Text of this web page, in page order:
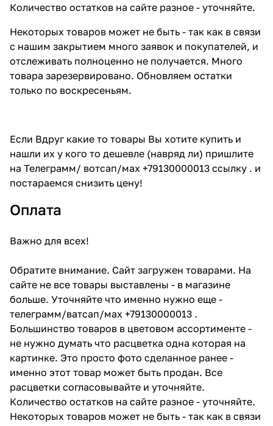
Количество остатков на сайте разное - уточняйте.
Некоторых товаров может не быть - так как в связи
с нашим закрытием много заявок и покупателей, и
отслеживать полноценно не получается. Много
товара зарезервировано. Обновляем остатки
только по воскресеньям.
Если Вдруг какие то товары Вы хотите купить и
нашли их у кого то дешевле (навряд ли) пришлите
на Телеграмм/ вотсап/мах +79130000013 ссылку . и
постараемся снизить цену!
Оплата
Важно для всех!
Обратите внимание. Сайт загружен товарами. На
сайте не все товары выставлены - в магазине
больше. Уточняйте что именно нужно еще -
телеграмм/ватсап/мах +79130000013 .
Большинство товаров в цветовом ассортименте -
не нужно думать что расцветка одна которая на
картинке. Это просто фото сделанное ранее -
именно этот товар может быть продан. Все
расцветки согласовывайте и уточняйте.
Количество остатков на сайте разное - уточняйте.
Некоторых товаров может не быть - так как в связи